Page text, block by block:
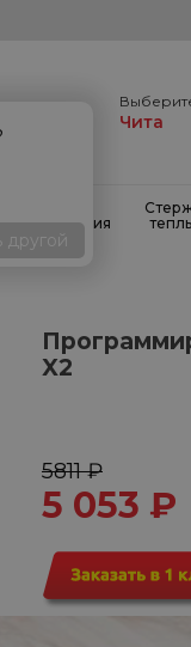
Чита
X2
5811 ₽
5 053 ₽
другой